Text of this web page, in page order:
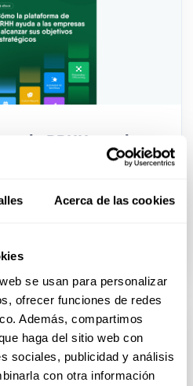
Acerca de las cookies
se usan para personalizar
ofrecer funciones de redes
Además, compartimos
haga del sitio web con
sociales, publicidad y análisis
con otra información
de RRHH ayuda a
sus objetivos
objetivos empresariales.